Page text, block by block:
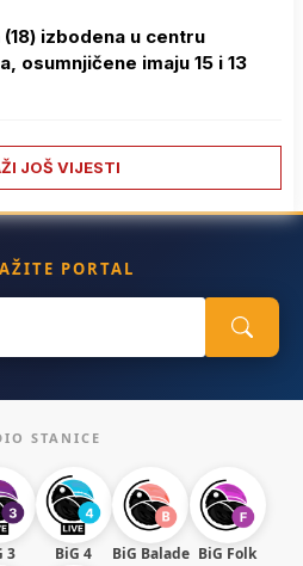
izbodena u centru
osumnjičene imaju 15 i 13
JOŠ VIJESTI
PORTAL
STANICE
3 BiG 4 BiG Balade BiG Folk